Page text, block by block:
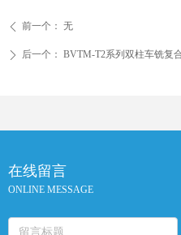
ꄴ 前一个： 无
ꄲ 后一个： BVTM-T2系列双柱车铣复
在线留言
ONLINE MESSAGE